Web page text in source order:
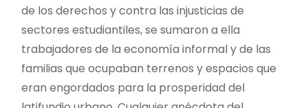
de los derechos y contra las injusticias de
sectores estudiantiles, se sumaron a ella
trabajadores de la economía informal y de las
familias que ocupaban terrenos y espacios que
eran engordados para la prosperidad del